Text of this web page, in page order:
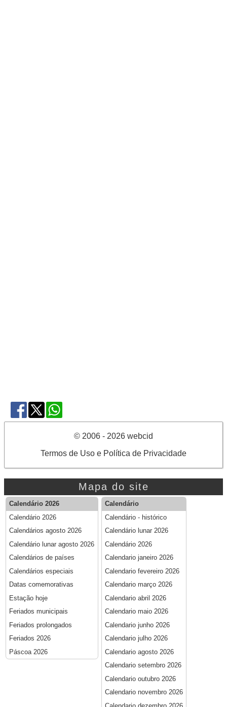
© 2006 - 2026 webcid
Termos de Uso e Política de Privacidade
Mapa do site
Calendário 2026
Calendário 2026
Calendários agosto 2026
Calendário lunar agosto 2026
Calendários de países
Calendários especiais
Datas comemorativas
Estação hoje
Feriados municipais
Feriados prolongados
Feriados 2026
Páscoa 2026
Calendário
Calendário - histórico
Calendário lunar 2026
Calendário 2026
Calendario janeiro 2026
Calendario fevereiro 2026
Calendario março 2026
Calendario abril 2026
Calendario maio 2026
Calendario junho 2026
Calendario julho 2026
Calendario agosto 2026
Calendario setembro 2026
Calendario outubro 2026
Calendario novembro 2026